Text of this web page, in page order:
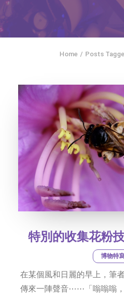
聯絡我們
SEARCH
社交平台
字型大小
Home Posts
特別的收集花粉
博物特
在某個風和日麗的早上，筆
傳來一陣聲音⋯⋯「嗡嗡嗡